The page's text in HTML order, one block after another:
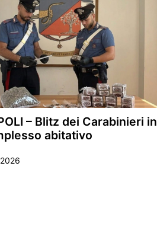
– Blitz dei Carabinieri in
abitativo